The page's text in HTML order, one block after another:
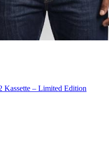
Kassette – Limited Edition